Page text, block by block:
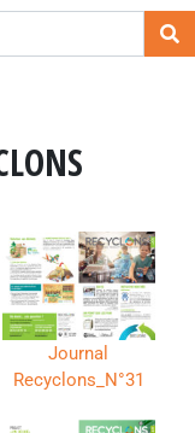
Journal
Recyclons_N°31